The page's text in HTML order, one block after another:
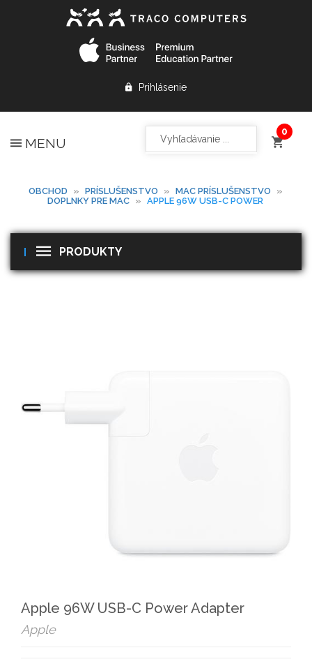
Prihlásenie
MENU
OBCHOD » PRÍSLUŠENSTVO » MAC PRÍSLUŠENSTVO
»
DOPLNKY PRE MAC » APPLE 96W USB-C POWER
PRODUKTY
Apple 96W USB-C Power Adapter
Apple